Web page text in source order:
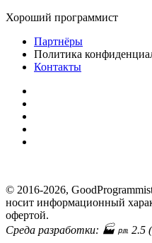
Хороший программист
Партнёры
Политика
Контакты
© 2016-2026,
носит информационный
офертой.
Среда разработки: 🏭 ㏘ 2.5